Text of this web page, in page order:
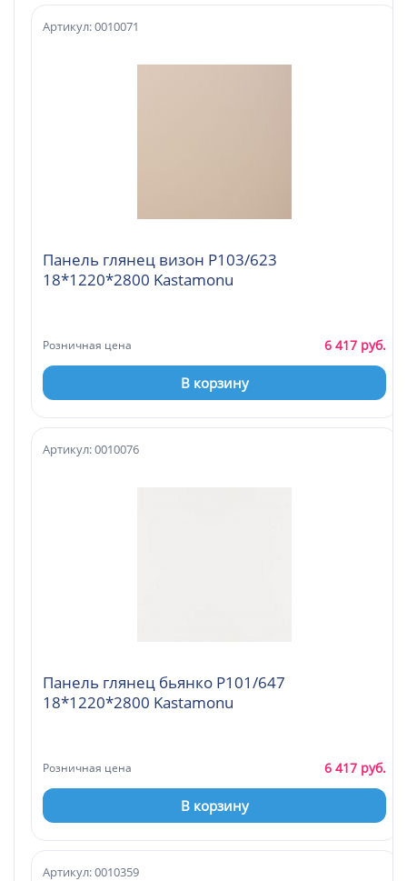
Панель глянец визон Р103/623
18*1220*2800 Kastamonu
Артикул: 0010071
Розничная цена 6 417 руб.
В корзину
Панель глянец бьянко Р101/647
18*1220*2800 Kastamonu
Артикул: 0010076
Розничная цена 6 417 руб.
В корзину
Артикул: 0010359